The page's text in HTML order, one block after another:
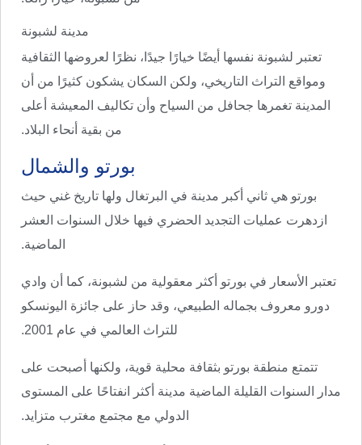
مدينة لشبونة
تعتبر لشبونة نفسها أيضًا خيارًا جيدًا، نظرًا لعروضها الثقافية
ومواقع التراث التاريخي، ولكن السكان يشكون كثيرًا من أن
المدينة تغمرها جحافل من السياح وأن تكاليف المعيشة أعلى
من بقية أنحاء البلاد.
بورتو والشمال
بورتو هي ثاني أكبر مدينة في البرتغال ولها تاريخ غني حيث
ازدهرت عمليات التجديد الحضري فيها خلال السنوات العشر
الماضية.
تعتبر الأسعار في بورتو أكثر معقولية من لشبونة، كما أن وادي
دورو معروف بجماله الطبيعي، وقد حاز على جائزة اليونسكو
للتراث العالمي في عام 2001.
تتمتع منطقة بورتو بثقافة محلية قوية، ولكنها أصبحت على
مدار السنوات القليلة الماضية مدينة أكثر انفتاحًا على المستوى
الدولي مع مجتمع مغترب متزايد.